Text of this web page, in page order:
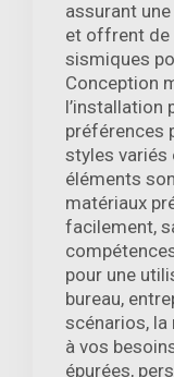
assurant
et offrent de
sismiques
Conception
l’installation
préférences
styles variés
éléments
matériaux
facilement,
pour une
bureau,
scénarios,
à vos
épurées,